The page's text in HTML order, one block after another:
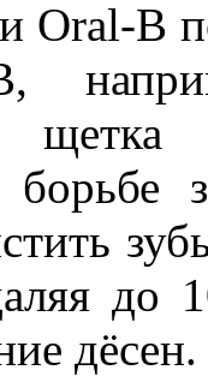
Oral-B
до
дёсен.